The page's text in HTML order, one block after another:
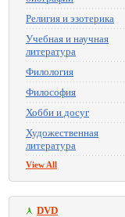
Религия и эзотерика
Учебная и научная
литература
Филология
Философия
Хобби и досуг
Художественная
литература
View All
DVD